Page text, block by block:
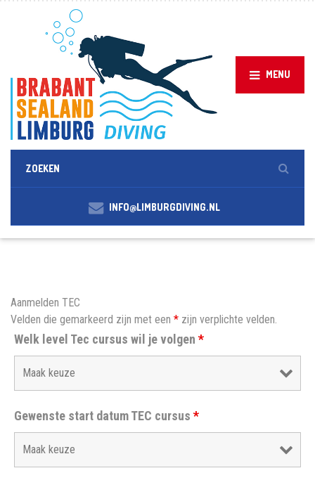
MENU
INFO@LIMBURGDIVING.NL
Aanmelden TEC
Velden die gemarkeerd zijn met een * zijn verplichte velden.
Welk level Tec cursus wil je volgen *
Gewenste start datum TEC cursus *